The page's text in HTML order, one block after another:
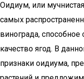
Оидиум, или
самых
винограда,
качество ягод. В
признаки оидиума,